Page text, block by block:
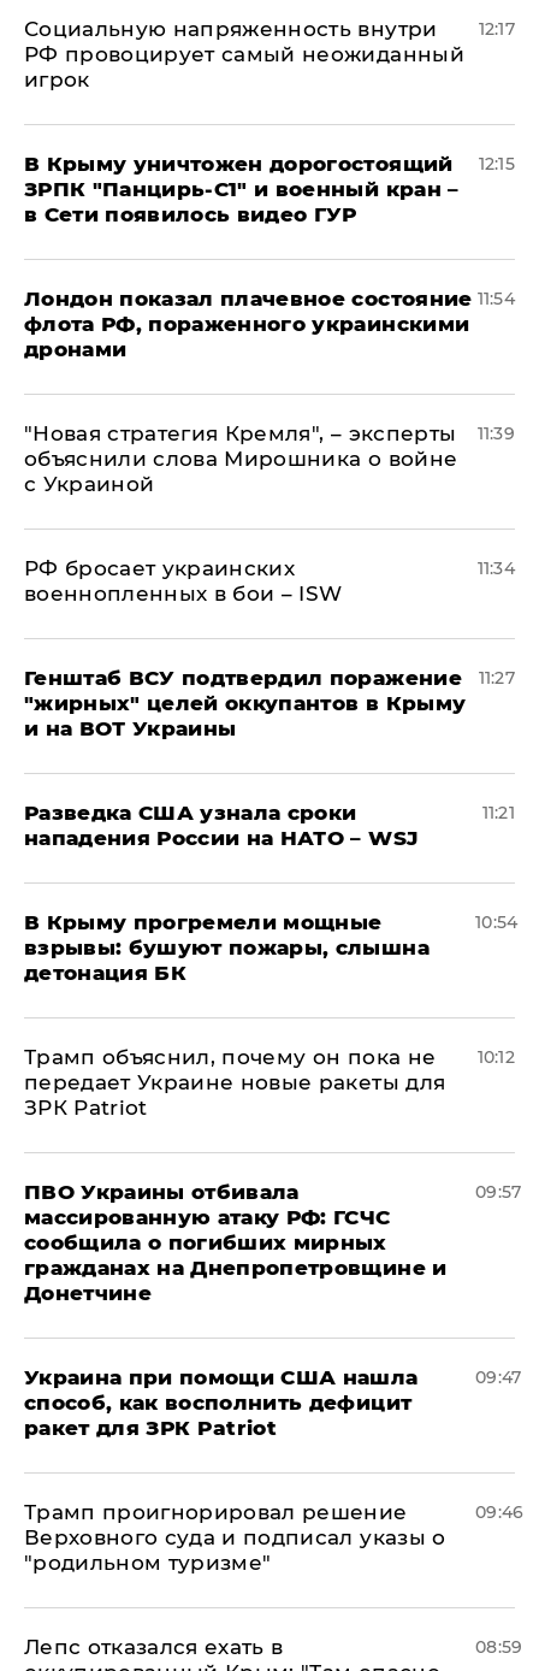
Социальную напряженность внутри
РФ провоцирует самый неожиданный
игрок
12:17
В Крыму уничтожен дорогостоящий
ЗРПК "Панцирь-С1" и военный кран –
в Сети появилось видео ГУР
12:15
Лондон показал плачевное состояние
флота РФ, пораженного украинскими
дронами
11:54
"Новая стратегия Кремля", – эксперты
объяснили слова Мирошника о войне
с Украиной
11:39
РФ бросает украинских
военнопленных в бои – ISW
11:34
Генштаб ВСУ подтвердил поражение
"жирных" целей оккупантов в Крыму
и на ВОТ Украины
11:27
Разведка США узнала сроки
нападения России на НАТО – WSJ
11:21
В Крыму прогремели мощные
взрывы: бушуют пожары, слышна
детонация БК
10:54
Трамп объяснил, почему он пока не
передает Украине новые ракеты для
ЗРК Patriot
10:12
ПВО Украины отбивала
массированную атаку РФ: ГСЧС
сообщила о погибших мирных
гражданах на Днепропетровщине и
Донетчине
09:57
Украина при помощи США нашла
способ, как восполнить дефицит
ракет для ЗРК Patriot
09:47
Трамп проигнорировал решение
Верховного суда и подписал указы о
"родильном туризме"
09:46
Лепс отказался ехать в
08:59